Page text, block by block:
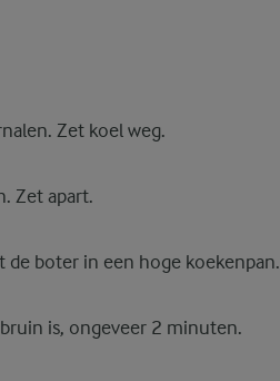
Zet koel weg.
Zet apart.
de boter in een hoge koekenpan.
is, ongeveer 2 minuten.